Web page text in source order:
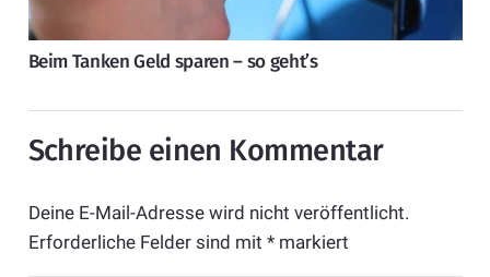
Beim Tanken Geld sparen – so geht’s
Schreibe einen Kommentar
Deine E-Mail-Adresse wird nicht veröffentlicht.
Erforderliche Felder sind mit *markiert